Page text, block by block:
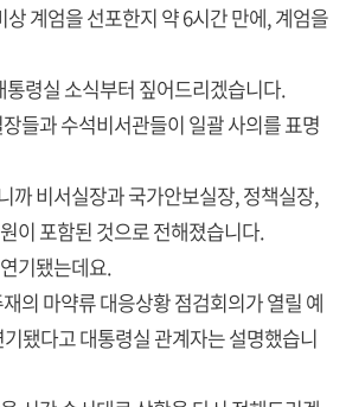
계엄을 선포한지 약 6시간 만에, 계엄을
통령실 소식부터 짚어드리겠습니다.
들과 수석비서관들이 일괄 사의를 표명
까 비서실장과 국가안보실장, 정책실장,
이 포함된 것으로 전해졌습니다.
기됐는데요.
의 마약류 대응상황 점검회의가 열릴 예
됐다고 대통령실 관계자는 설명했습니